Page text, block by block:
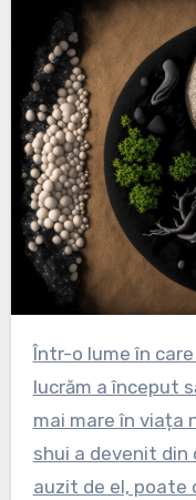
Într-o lume în care spațiul în care locuim și
lucrăm a început
mai mare în viața
shui a devenit din
auzit de el, poate